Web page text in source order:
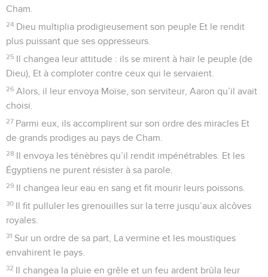
Cham.
24 Dieu multiplia prodigieusement son peuple Et le rendit
plus puissant que ses oppresseurs.
25 Il changea leur attitude : ils se mirent à haïr le peuple (de
Dieu), Et à comploter contre ceux qui le servaient.
26 Alors, il leur envoya Moïse, son serviteur, Aaron qu’il avait
choisi.
27 Parmi eux, ils accomplirent sur son ordre des miracles Et
de grands prodiges au pays de Cham.
28 Il envoya les ténèbres qu’il rendit impénétrables. Et les
Égyptiens ne purent résister à sa parole.
29 Il changea leur eau en sang et fit mourir leurs poissons.
30 Il fit pulluler les grenouilles sur la terre jusqu’aux alcôves
royales.
31 Sur un ordre de sa part, La vermine et les moustiques
envahirent le pays.
32 Il changea la pluie en grêle et un feu ardent brûla leur